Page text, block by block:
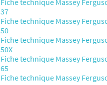
Fiche technique Massey
37
Fiche technique Massey
50
Fiche technique Massey
50X
Fiche technique Massey
65
Fiche technique Massey